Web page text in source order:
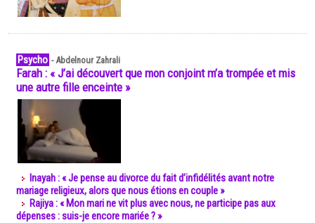
Psycho -Abdelnour Zahrali
Farah : « J’ai découvert que mon conjoint m’a trompée et mis
une autre fille enceinte »
Inayah : « Je pense au divorce du fait d’infidélités avant notre
mariage religieux, alors que nous étions en couple »
Rajiya : « Mon mari ne vit plus avec nous, ne participe pas aux
dépenses : suis-je encore mariée ? »